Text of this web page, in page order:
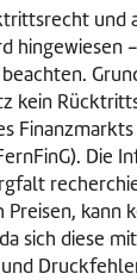
und
hingewiesen
kein
Die
kann
sich diese